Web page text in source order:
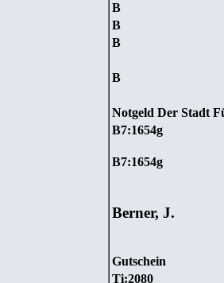
В
В
В
В
Notgeld Der Stadt
В7:1654g
В7:1654g
Berner, J.
Gutschein
Ti:2080